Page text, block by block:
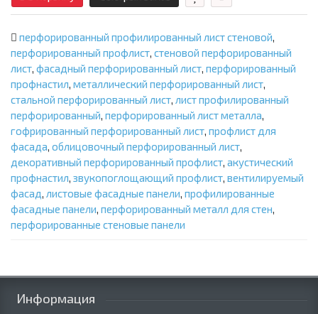
перфорированный профилированный лист стеновой,
перфорированный профлист, стеновой перфорированный
лист, фасадный перфорированный лист, перфорированный
профнастил, металлический перфорированный лист,
стальной перфорированный лист, лист профилированный
перфорированный, перфорированный лист металла,
гофрированный перфорированный лист, профлист для
фасада, облицовочный перфорированный лист,
декоративный перфорированный профлист, акустический
профнастил, звукопоглощающий профлист, вентилируемый
фасад, листовые фасадные панели, профилированные
фасадные панели, перфорированный металл для стен,
перфорированные стеновые панели
Информация